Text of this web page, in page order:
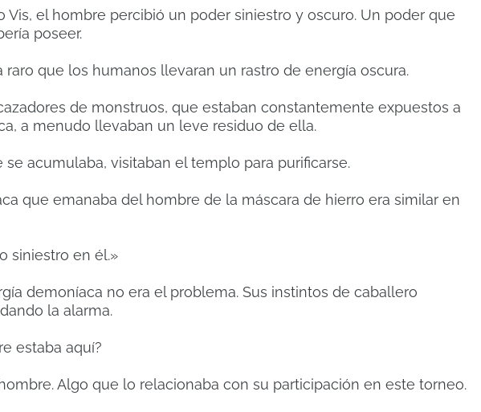
Vis, el hombre percibió un poder siniestro y oscuro. Un poder que
poseer.
raro que los humanos llevaran un rastro de energía oscura.
de monstruos, que estaban constantemente expuestos a
a menudo llevaban un leve residuo de ella.
se acumulaba, visitaban el templo para purificarse.
que emanaba del hombre de la máscara de hierro era similar en
siniestro en él.»
demoníaca no era el problema. Sus instintos de caballero
la alarma.
estaba aquí?
Algo que lo relacionaba con su participación en este torneo.